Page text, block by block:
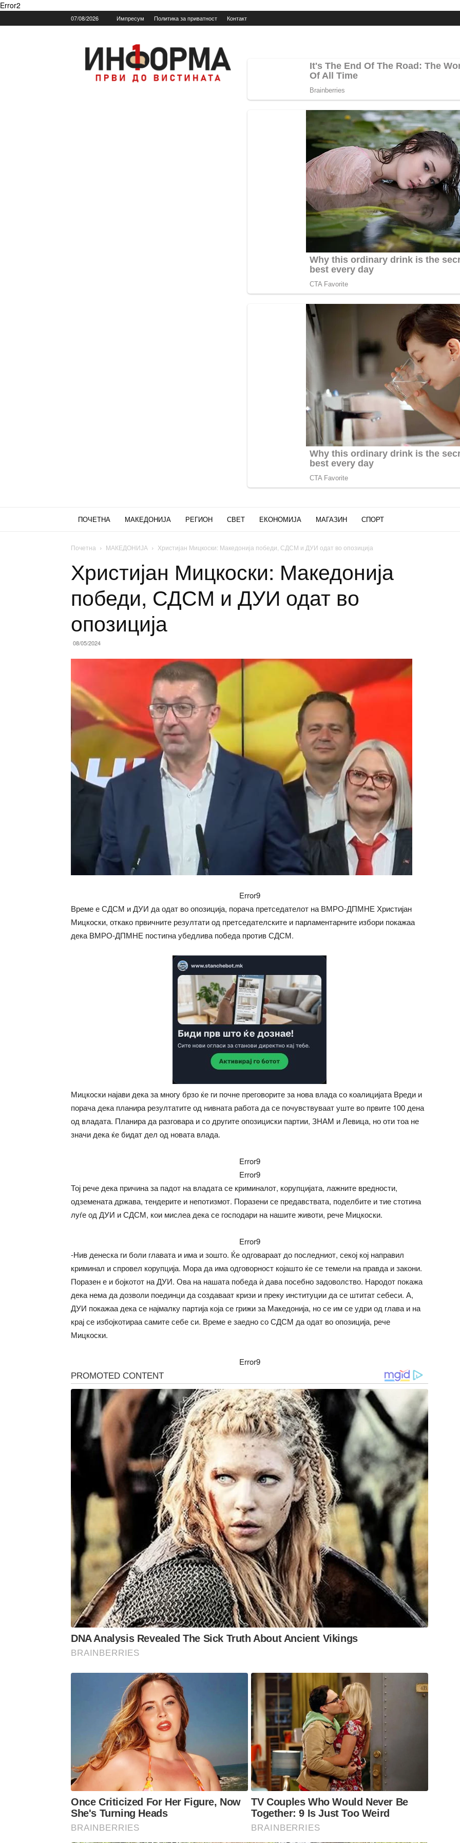
Error2
07/08/2026 Импресум Политика за приватност Контакт
Informa.mk
ПОЧЕТНА МАКЕДОНИЈА РЕГИОН СВЕТ ЕКОНОМИЈА МАГАЗИН СПОРТ
Почетна МАКЕДОНИЈА Христијан Мицкоски: Македонија победи, СДСМ и ДУИ одат во опозиција
Христијан Мицкоски: Македонија
победи, СДСМ и ДУИ одат во
опозиција
08/05/2024
Error9
Време е СДСМ и ДУИ да одат во опозиција, порача претседателот на ВМРО-ДПМНЕ Христијан
Мицкоски, откако првичните резултати од претседателските и парламентарните избори покажаа
дека ВМРО-ДПМНЕ постигна убедлива победа против СДСМ.
Мицкоски најави дека за многу брзо ќе ги почне преговорите за нова влада со коалицијата Вреди и
порача дека планира резултатите од нивната работа да се почувствуваат уште во првите 100 дена
од владата. Планира да разговара и со другите опозициски партии, ЗНАМ и Левица, но оти тоа не
значи дека ќе бидат дел од новата влада.
Error9
Error9
Тој рече дека причина за падот на владата се криминалот, корупцијата, лажните вредности,
одземената држава, тендерите и непотизмот. Поразени се предавствата, поделбите и тие стотина
луѓе од ДУИ и СДСМ, кои мислеа дека се господари на нашите животи, рече Мицкоски.
Error9
-Нив денеска ги боли главата и има и зошто. Ќе одговараат до последниот, секој кој направил
криминал и спровел корупција. Мора да има одговорност којашто ќе се темели на правда и закони.
Поразен е и бојкотот на ДУИ. Ова на нашата победа ѝ дава посебно задоволство. Народот покажа
дека нема да дозволи поединци да создаваат кризи и преку институции да се штитат себеси. А,
ДУИ покажаа дека се најмалку партија која се грижи за Македонија, но се им се удри од глава и на
крај се избојкотираа самите себе си. Време е заедно со СДСМ да одат во опозиција, рече
Мицкоски.
Error9